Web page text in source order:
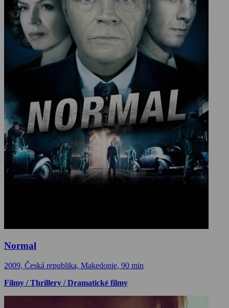
Normal
2009, Česká republika, Makedonie, 90 min
Filmy / Thrillery / Dramatické filmy